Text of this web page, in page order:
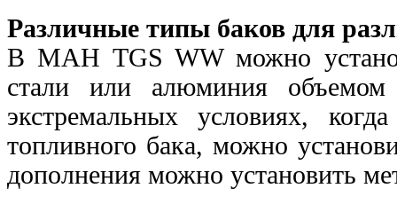
Различные типы баков для
В МАН TGS WW можно
стали или алюминия
экстремальных условиях,
топливного бака, можно
дополнения можно установить